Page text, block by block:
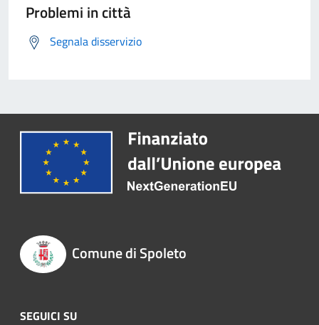
Problemi in città
Segnala disservizio
Comune di Spoleto
SEGUICI SU